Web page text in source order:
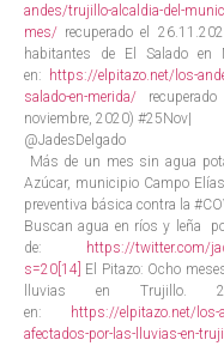
andes/trujillo-alcaldia-del-
mes/ recuperado el
habitantes de El Salado en
en: https://elpitazo.net/los-
salado-en-merida/
noviembre, 2020) #25Nov|
@JadesDelgado
Más de un mes sin agua
Azúcar, municipio Campo
preventiva básica contra la
Buscan agua en ríos y leña
de: https://twitter.com/
s=20 [14] El Pitazo: Ocho
lluvias en Trujillo.
en: https://elpitazo.net/los-
afectados-por-las-lluvias-en-